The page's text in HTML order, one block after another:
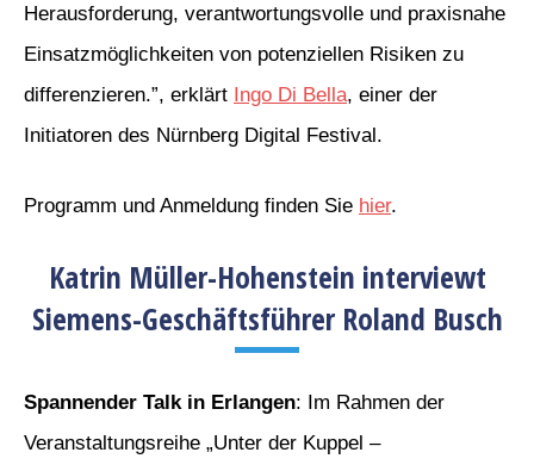
Herausforderung, verantwortungsvolle und praxisnahe
Einsatzmöglichkeiten von potenziellen Risiken zu
differenzieren.”, erklärt Ingo Di Bella, einer der
Initiatoren des Nürnberg Digital Festival.
Programm und Anmeldung finden Sie hier.
Katrin Müller-Hohenstein interviewt
Siemens-Geschäftsführer Roland Busch
Spannender Talk in Erlangen: Im Rahmen der
Veranstaltungsreihe „Unter der Kuppel –